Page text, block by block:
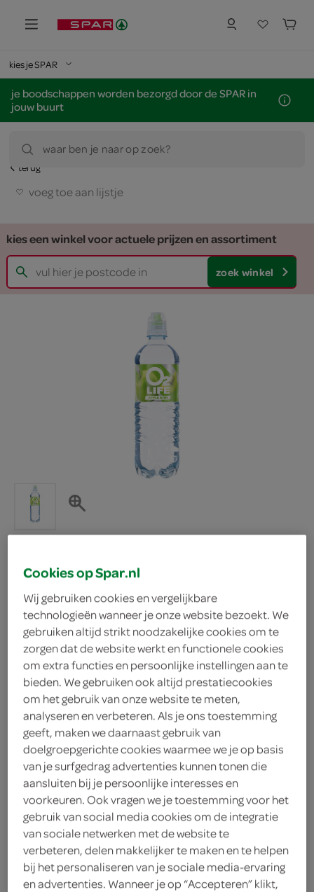
kies je SPAR
je boodschappen worden bezorgd door de SPAR in
jouw buurt
waar ben je naar op zoek?
terug
voeg toe aan lijstje
kies een winkel voor actuele prijzen en assortiment
zoek winkel
O2 Life appel kiwi
O2 Life
2.
15
750 Milliliter
Let op: aanbiedingen zijn niet zichtbaar bij de
producten, maar worden wél automatisch
verwerkt in de winkelmand.
gezoet mineraalwater met appel-kiwi smaak voor een
lichte dorstlesser zonder prik
Verkwikkend appel-kiwi smaak
Cookies op Spar.nl
Wij gebruiken cookies en vergelijkbare
technologieën wanneer je onze website bezoekt. We
gebruiken altijd strikt noodzakelijke cookies om te
zorgen dat de website werkt en functionele cookies
om extra functies en persoonlijke instellingen aan te
bieden. We gebruiken ook altijd prestatiecookies
om het gebruik van onze website te meten,
analyseren en verbeteren. Als je ons toestemming
geeft, maken we daarnaast gebruik van
doelgroepgerichte cookies waarmee we je op basis
van je surfgedrag advertenties kunnen tonen die
aansluiten bij je persoonlijke interesses en
voorkeuren. Ook vragen we je toestemming voor het
gebruik van social media cookies om de integratie
van sociale netwerken met de website te
verbeteren, delen makkelijker te maken en te helpen
bij het personaliseren van je sociale media-ervaring
en advertenties. Wanneer je op “Accepteren” klikt,